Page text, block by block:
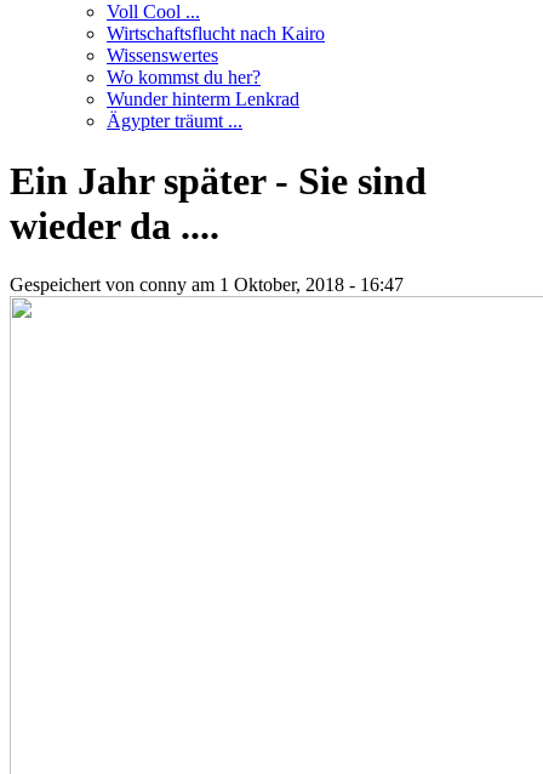
Voll Cool ...
Wirtschaftsflucht nach Kairo
Wissenswertes
Wo kommst du her?
Wunder hinterm Lenkrad
Ägypter träumt ...
Ein Jahr später - Sie sind
wieder da ....
Gespeichert von conny am 1 Oktober, 2018 - 16:47